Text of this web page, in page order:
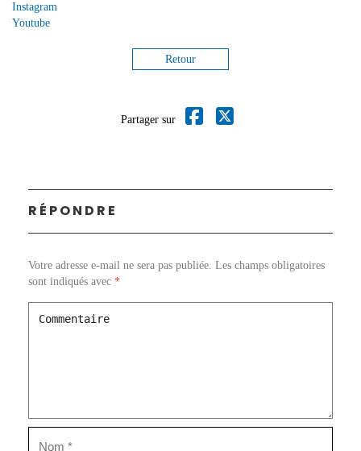
Instagram
Youtube
Retour
Partager sur
RÉPONDRE
Votre adresse e-mail ne sera pas publiée. Les champs obligatoires
sont indiqués avec *